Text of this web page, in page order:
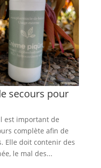
secours pour
est important de
complète afin de
Elle doit contenir des
le mal des...